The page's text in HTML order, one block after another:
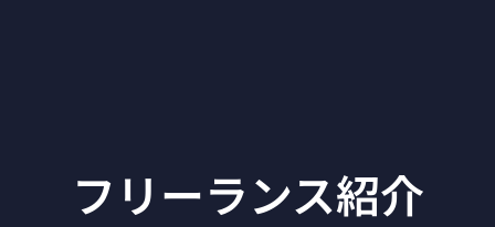
フリーランス紹介